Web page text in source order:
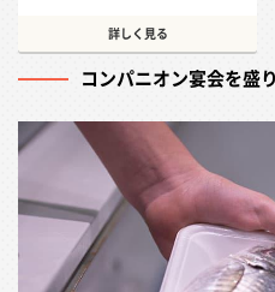
詳しく見る
コンパニオン宴会を盛